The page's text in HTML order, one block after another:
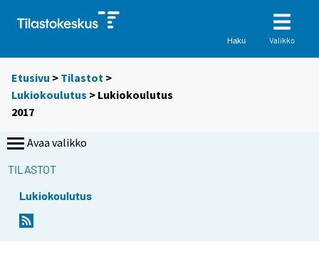
Haku Valikko
Etusivu > Tilastot >
Lukiokoulutus > Lukiokoulutus
2017
Avaa valikko
TILASTOT
Lukiokoulutus